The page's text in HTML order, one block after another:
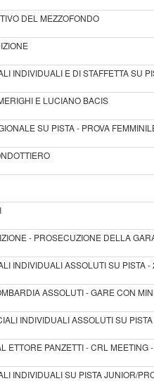
DEL MEZZOFONDO
INDIVIDUALI E DI STAFFETTA SU
E LUCIANO BACIS
SU PISTA - PROVA
- PROSECUZIONE DELLA
INDIVIDUALI ASSOLUTI SU PISTA -
ASSOLUTI - GARE CON
INDIVIDUALI ASSOLUTI SU
ETTORE PANZETTI - CRL MEETING -
INDIVIDUALI SU PISTA JUNIOR/